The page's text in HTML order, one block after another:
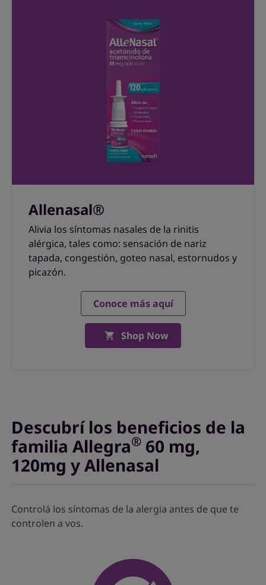
Allenasal®
Alivia los síntomas nasales de la rinitis
alérgica, tales como: sensación de nariz
tapada, congestión, goteo nasal, estornudos y
picazón.
Conoce más aquí
Shop Now
Descubrí los beneficios de la
familia Allegra®60 mg,
120mg y Allenasal
Controlá los síntomas de la alergia antes de que te
controlen a vos.